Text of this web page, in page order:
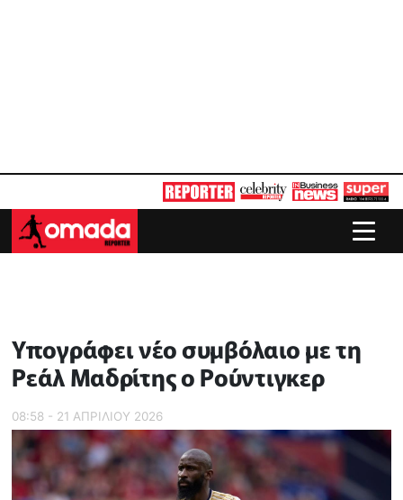
Υπογράφει νέο συμβόλαιο με τη
Ρεάλ Μαδρίτης ο Ρούντιγκερ
08:58 - 21 ΑΠΡΙΛΙΟΥ 2026